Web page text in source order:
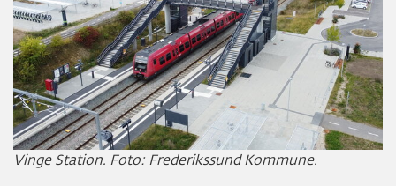
Vinge Station. Foto: Frederikssund Kommune.